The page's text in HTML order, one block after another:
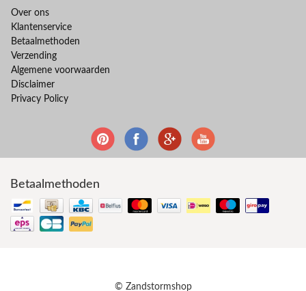
Over ons
Klantenservice
Betaalmethoden
Verzending
Algemene voorwaarden
Disclaimer
Privacy Policy
Betaalmethoden
© Zandstormshop